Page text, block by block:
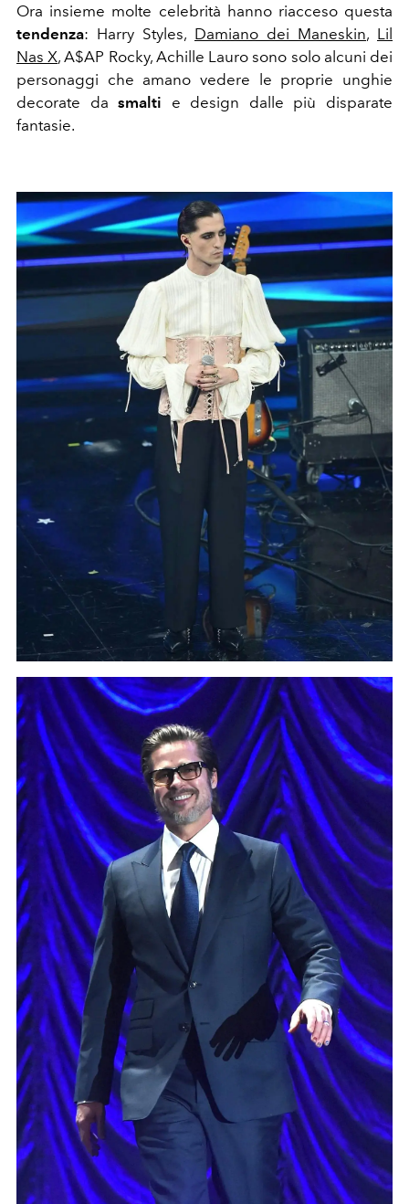
Ora insieme molte celebrità hanno riacceso questa
tendenza: Harry Styles, Damiano dei Maneskin, Lil
Nas X, A$AP Rocky, Achille Lauro sono solo alcuni dei
personaggi che amano vedere le proprie unghie
decorate dasmalti e design dalle più disparate
fantasie.